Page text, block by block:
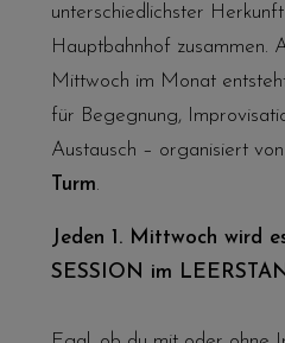
unterschiedlichster
Hauptbahnhof zusammen.
Mittwoch im Monat
für Begegnung,
Austausch – organisiert von
Turm.
Jeden 1. Mittwoch wird
SESSION im